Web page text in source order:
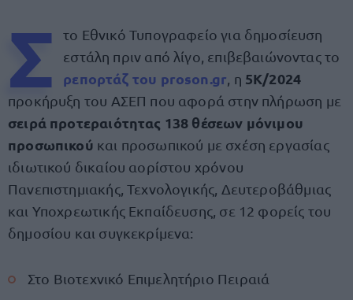
Σ
το Εθνικό Τυπογραφείο για δημοσίευση
εστάλη πριν από λίγο, επιβεβαιώνοντας το
ρεπορτάζ του proson.gr , η 5Κ/2024
προκήρυξη του ΑΣΕΠ που αφορά στην πλήρωση με
σειρά προτεραιότητας 138 θέσεων μόνιμου
προσωπικού και προσωπικού με σχέση εργασίας
ιδιωτικού δικαίου αορίστου χρόνου
Πανεπιστημιακής, Τεχνολογικής, Δευτεροβάθμιας
και Υποχρεωτικής Εκπαίδευσης, σε 12 φορείς του
δημοσίου και συγκεκρίμενα:
Στο Βιοτεχνικό Επιμελητήριο Πειραιά